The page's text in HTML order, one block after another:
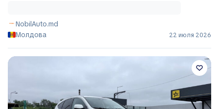
NobilAuto.md
Молдова
22 июля 2026